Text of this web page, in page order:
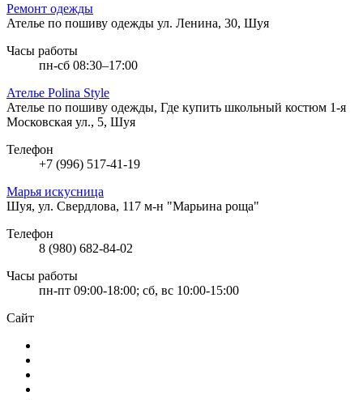
Ремонт одежды
Ателье по пошиву одежды ул. Ленина, 30, Шуя
Часы работы
пн-сб 08:30–17:00
Ателье Polina Style
Ателье по пошиву одежды, Где купить школьный костюм 1-я
Московская ул., 5, Шуя
Телефон
+7 (996) 517-41-19
Марья искусница
Шуя, ул. Свердлова, 117 м-н "Марьина роща"
Телефон
8 (980) 682-84-02
Часы работы
пн-пт 09:00-18:00; сб, вс 10:00-15:00
Сайт